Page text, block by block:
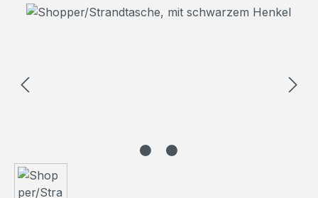
Bildergalerie überspringen